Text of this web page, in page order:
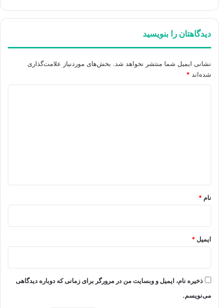
دیدگاهتان را بنویسید
نشانی ایمیل شما منتشر نخواهد شد. بخش‌های موردنیاز علامت‌گذاری
شده‌اند *
نام *
ایمیل *
ذخیره نام، ایمیل و وبسایت من در مرورگر برای زمانی که دوباره دیدگاهی
می‌نویسم.